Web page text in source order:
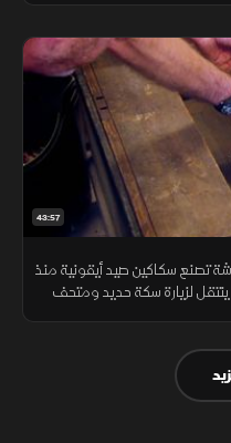
43:57
تصنع سكاكين صيد أيقونية منذ
لزيارة سكة حديد ومتحف